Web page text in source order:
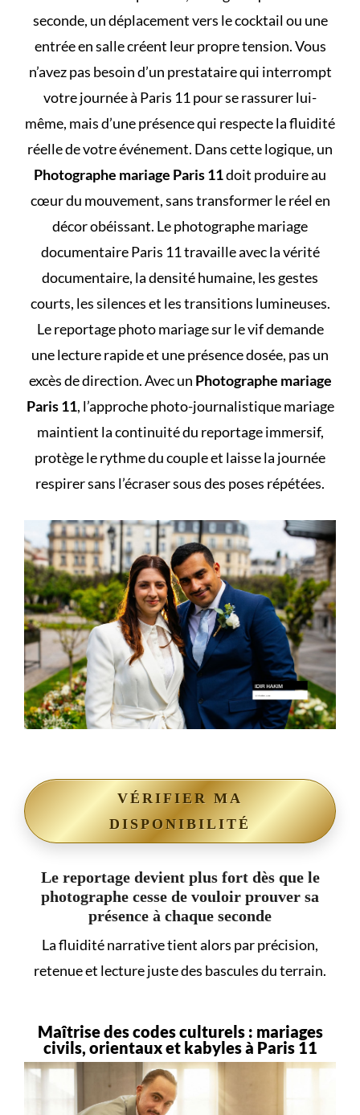
seconde, un déplacement vers le cocktail ou une
entrée en salle créent leur propre tension. Vous
n’avez pas besoin d’un prestataire qui interrompt
votre journée à Paris 11 pour se rassurer lui-
même, mais d’une présence qui respecte la fluidité
réelle de votre événement. Dans cette logique, un
Photographe mariage Paris 11doit produire au
cœur du mouvement, sans transformer le réel en
décor obéissant. Le photographe mariage
documentaire Paris 11 travaille avec la vérité
documentaire, la densité humaine, les gestes
courts, les silences et les transitions lumineuses.
Le reportage photo mariage sur le vif demande
une lecture rapide et une présence dosée, pas un
excès de direction. Avec un Photographe mariage
Paris 11, l’approche photo-journalistique mariage
maintient la continuité du reportage immersif,
protège le rythme du couple et laisse la journée
respirer sans l’écraser sous des poses répétées.
VÉRIFIER MA
DISPONIBILITÉ
Le reportage devient plus fort dès que le
photographe cesse de vouloir prouver sa
présence à chaque seconde
La fluidité narrative tient alors par précision,
retenue et lecture juste des bascules du terrain.
Maîtrise des codes culturels : mariages
civils, orientaux et kabyles à Paris 11